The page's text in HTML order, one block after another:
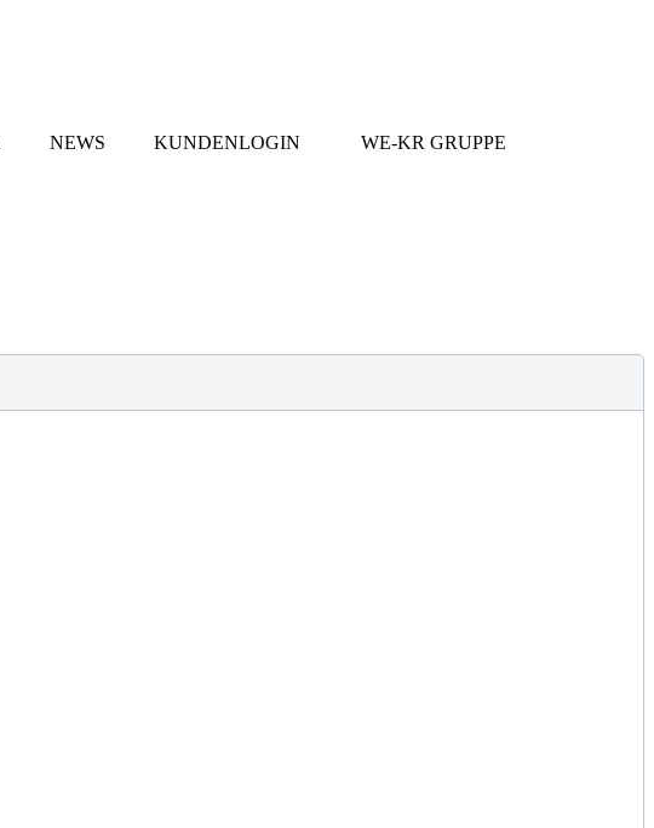
NEWS KUNDENLOGIN WE-KR GRUPPE